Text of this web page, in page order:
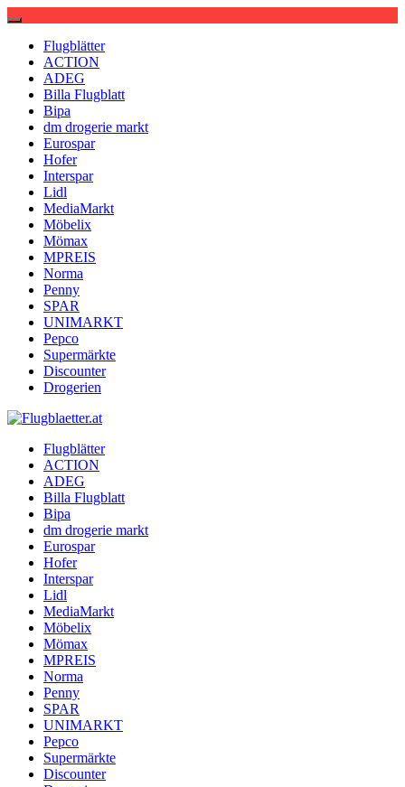
Flugblätter
ACTION
ADEG
Billa Flugblatt
Bipa
dm drogerie markt
Eurospar
Hofer
Interspar
Lidl
MediaMarkt
Möbelix
Mömax
MPREIS
Norma
Penny
SPAR
UNIMARKT
Pepco
Supermärkte
Discounter
Drogerien
Flugblaetter.at
Flugblätter und Aktionen
Flugblätter
ACTION
ADEG
Billa Flugblatt
Bipa
dm drogerie markt
Eurospar
Hofer
Interspar
Lidl
MediaMarkt
Möbelix
Mömax
MPREIS
Norma
Penny
SPAR
UNIMARKT
Pepco
Supermärkte
Discounter